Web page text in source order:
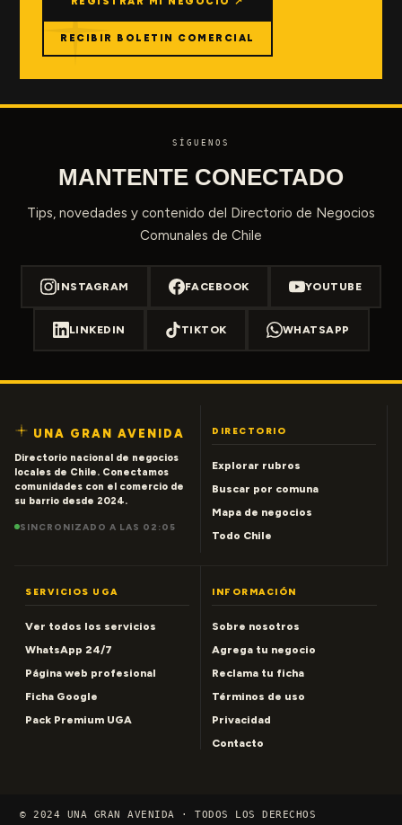
RECIBIR BOLETIN COMERCIAL
SÍGUENOS
MANTENTE CONECTADO
Tips, novedades y contenido del Directorio de Negocios
Comunales de Chile
INSTAGRAM FACEBOOK YOUTUBE
LINKEDIN TIKTOK WHATSAPP
UNA GRAN AVENIDA
Directorio nacional de negocios
locales de Chile. Conectamos
comunidades con el comercio de
su barrio desde 2024.
SINCRONIZADO A LAS 02:05
DIRECTORIO
Explorar rubros
Buscar por comuna
Mapa de negocios
Todo Chile
SERVICIOS UGA
Ver todos los servicios
WhatsApp 24/7
Página web profesional
Ficha Google
Pack Premium UGA
INFORMACIÓN
Sobre nosotros
Agrega tu negocio
Reclama tu ficha
Términos de uso
Privacidad
Contacto
© 2024 UNA GRAN AVENIDA · TODOS LOS DERECHOS